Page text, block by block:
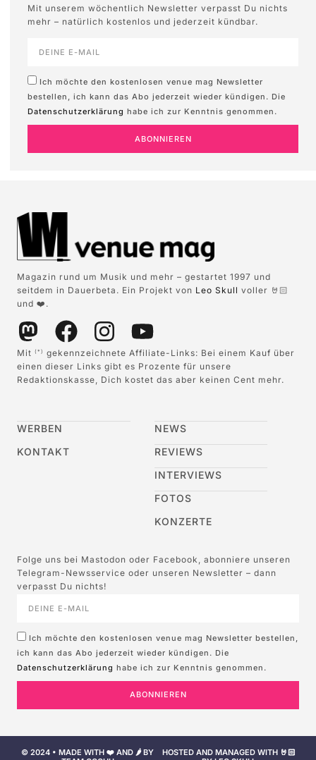
Mit unserem wöchentlich Newsletter verpasst Du nichts
mehr – natürlich kostenlos und jederzeit kündbar.
Ich möchte den kostenlosen venue mag Newsletter
bestellen, ich kann das Abo jederzeit wieder kündigen. Die
Datenschutzerklärung habe ich zur Kenntnis genommen.
ABONNIEREN
Magazin rund um Musik und mehr – gestartet 1997 und
seitdem in Dauerbeta. Ein Projekt von Leo Skull voller 🤘🏻
und ❤️.
Mit (*)
gekennzeichnete Affiliate-Links: Bei einem Kauf über
einen dieser Links gibt es Prozente für unsere
Redaktionskasse, Dich kostet das aber keinen Cent mehr.
WERBEN
KONTAKT
NEWS
REVIEWS
INTERVIEWS
FOTOS
KONZERTE
Folge uns bei Mastodon oder Facebook, abonniere unseren
Telegram-Newsservice oder unseren Newsletter – dann
verpasst Du nichts!
Ich möchte den kostenlosen venue mag Newsletter bestellen,
ich kann das Abo jederzeit wieder kündigen. Die
Datenschutzerklärung habe ich zur Kenntnis genommen.
ABONNIEREN
© 2024 • MADE WITH ❤️ AND 🌶️ BY
HOSTED AND MANAGED WITH 🤘🏻